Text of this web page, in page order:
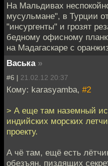
На Мальдивах
мусульмане", в Турции
"инсургенты" и грозят
бедному офисному
на Мадагаскаре с
Васька »
#6 | 21.02.12 20:37
Кому: karasyamba, #2
> А еще там наземный
индийских морских
проекту.
А чё там, ещё есть
обезъян, пиздящих